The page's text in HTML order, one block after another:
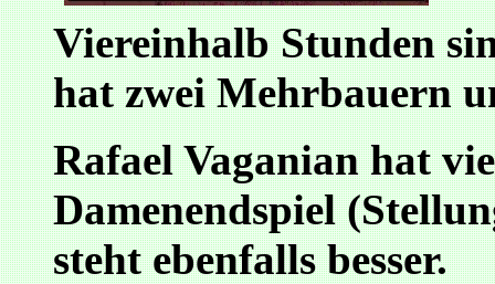
Viereinhalb Stunden
hat zwei Mehrbauern
Rafael Vaganian hat
Damenendspiel
steht ebenfalls besser.